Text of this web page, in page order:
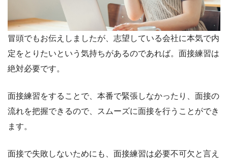
冒頭でもお伝えしましたが、志望している会社に本気で内
定をとりたいという気持ちがあるのであれば。面接練習は
絶対必要です。
面接練習をすることで、本番で緊張しなかったり、面接の
流れを把握できるので、スムーズに面接を行うことができ
ます。
面接で失敗しないためにも、面接練習は必要不可欠と言え